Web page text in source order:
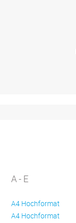
A - E
A4 Hochformat
A4 Hochformat